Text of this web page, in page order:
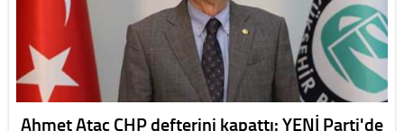
Ahmet Ataç CHP defterini kapattı: YENİ Parti'de